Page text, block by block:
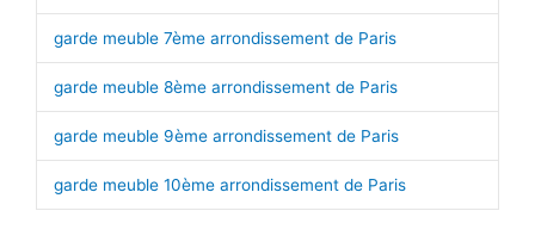
garde meuble 7ème arrondissement de Paris
garde meuble 8ème arrondissement de Paris
garde meuble 9ème arrondissement de Paris
garde meuble 10ème arrondissement de Paris